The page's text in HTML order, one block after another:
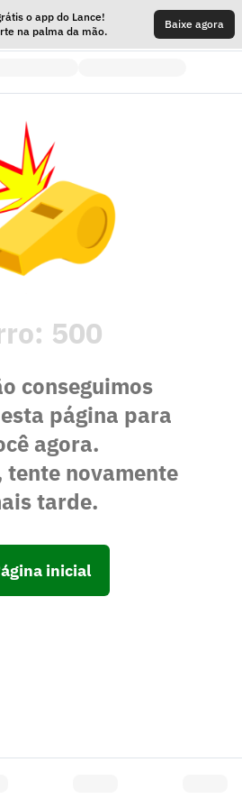
o app do Lance!
na palma da mão.
Baixe agora
500
conseguimos
página para
agora.
tente novamente
tarde.
inicial